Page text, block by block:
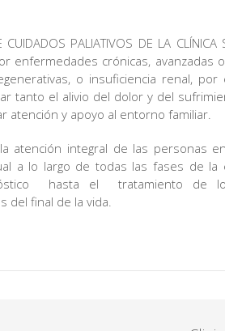
PALIATIVOS DE LA CLÍNICA
enfermedades crónicas, avanzadas
o insuficiencia renal, por
tanto el alivio del dolor y del
atención y apoyo al entorno familiar.
atención integral de las personas
a lo largo de todas las fases de la
hasta el tratamiento de
del final de la vida.